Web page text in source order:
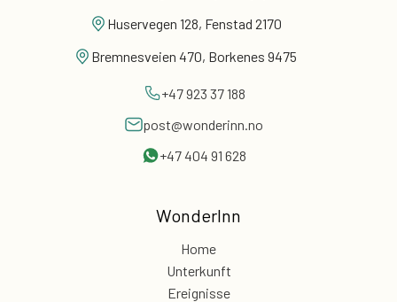
Huservegen 128, Fenstad 2170
Bremnesveien 470, Borkenes 9475
+47 923 37 188
post@wonderinn.no
+47 404 91 628
WonderInn
Home
Unterkunft
Ereignisse